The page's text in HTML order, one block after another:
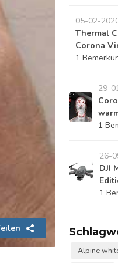
05-02-
Thermal
Corona
1
29-
1
26-
DJI
1
Alpine